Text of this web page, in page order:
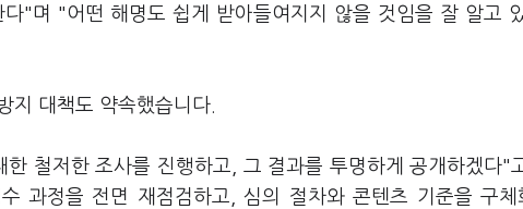
"며 "어떤 해명도 쉽게 받아들여지지 않을 것임을 잘 알고
지 대책도 약속했습니다.
철저한 조사를 진행하고, 그 결과를 투명하게 공개하겠다"
과정을 전면 재점검하고, 심의 절차와 콘텐츠 기준을 구체